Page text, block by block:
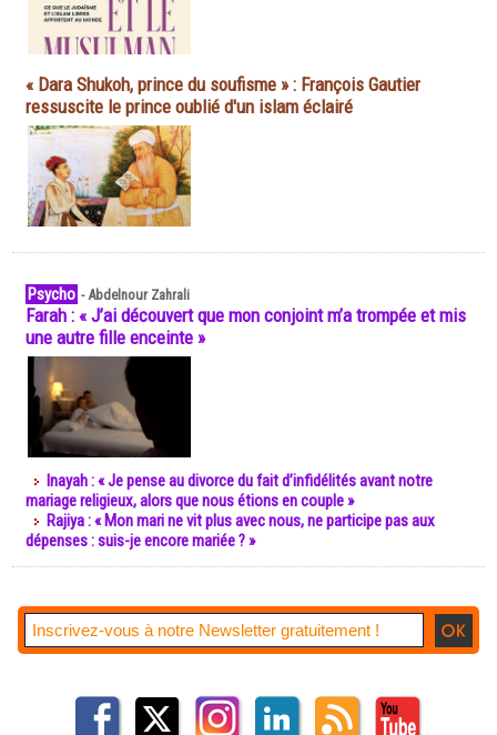
« Dara Shukoh, prince du soufisme » : François Gautier
ressuscite le prince oublié d'un islam éclairé
Psycho -Abdelnour Zahrali
Farah : « J’ai découvert que mon conjoint m’a trompée et mis
une autre fille enceinte »
Inayah : « Je pense au divorce du fait d’infidélités avant notre
mariage religieux, alors que nous étions en couple »
Rajiya : « Mon mari ne vit plus avec nous, ne participe pas aux
dépenses : suis-je encore mariée ? »